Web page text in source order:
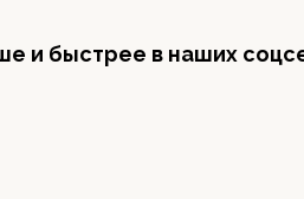
и быстрее в наших